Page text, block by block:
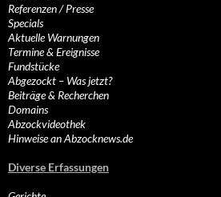
Referenzen / Presse
Specials
Aktuelle Warnungen
Termine & Ereignisse
Fundstücke
Abgezockt – Was jetzt?
Beiträge & Recherchen
Domains
Abzockvideothek
Hinweise an Abzocknews.de
Diverse Erfassungen